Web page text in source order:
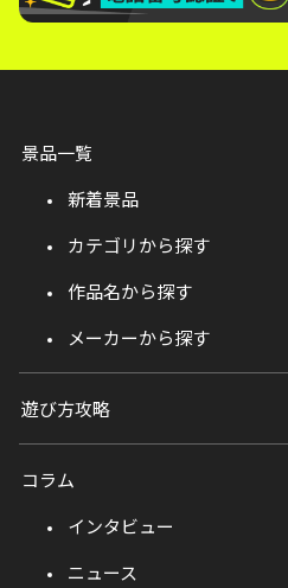
景品一覧
新着景品
カテゴリから探す
作品名から探す
メーカーから探す
遊び方攻略
コラム
インタビュー
ニュース